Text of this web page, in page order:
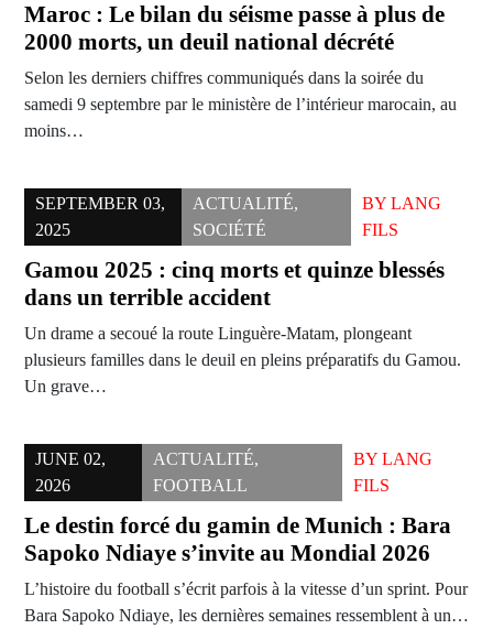
Maroc : Le bilan du séisme passe à plus de
2000 morts, un deuil national décrété
Selon les derniers chiffres communiqués dans la soirée du
samedi 9 septembre par le ministère de l’intérieur marocain, au
moins…
SEPTEMBER 03,
2025
ACTUALITÉ,
SOCIÉTÉ
BY LANG
FILS
Gamou 2025 : cinq morts et quinze blessés
dans un terrible accident
Un drame a secoué la route Linguère-Matam, plongeant
plusieurs familles dans le deuil en pleins préparatifs du Gamou.
Un grave…
JUNE 02,
2026
ACTUALITÉ,
FOOTBALL
BYLANG
FILS
Le destin forcé du gamin de Munich : Bara
Sapoko Ndiaye s’invite au Mondial 2026
L’histoire du football s’écrit parfois à la vitesse d’un sprint. Pour
Bara Sapoko Ndiaye, les dernières semaines ressemblent à un…